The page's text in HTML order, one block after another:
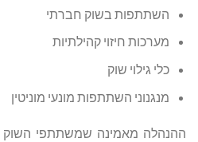
השתתפות בשוק חברתי
מערכות חיזוי קהילתיות
כלי גילוי שוק
מנגנוני השתתפות מונעי מוניטין
ההנהלה מאמינה שמשתתפי השוק